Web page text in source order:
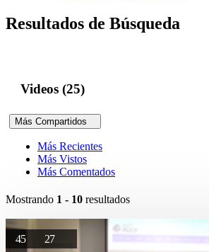
Resultados de Búsqueda
Videos (25)
Más Compartidos
Más Recientes
Más Vistos
Más Comentados
Mostrando 1 - 10 resultados
45 27